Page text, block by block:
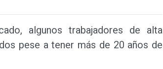
algunos trabajadores de alta
pese a tener más de 20 años de